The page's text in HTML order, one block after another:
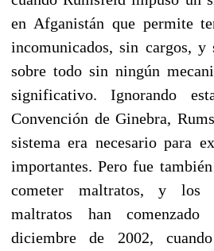
en Afganistán que permite
incomunicados, sin cargos,
sobre todo sin ningún
significativo. Ignorando
Convención de Ginebra,
sistema era necesario para
importantes. Pero fue
cometer maltratos, y los
maltratos han comenzado
diciembre de 2002,